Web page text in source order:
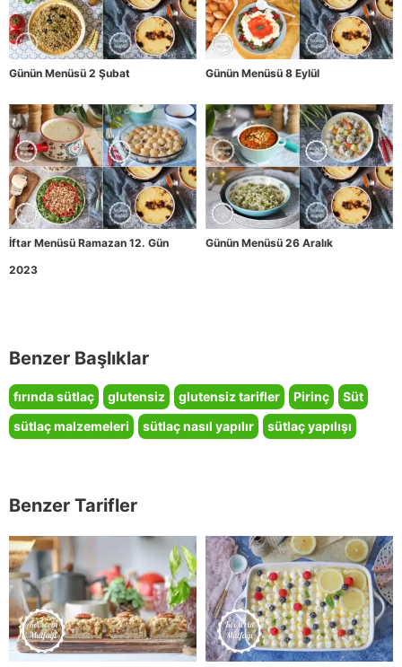
Günün Menüsü 2 Şubat Günün Menüsü 8 Eylül
İftar Menüsü Ramazan 12. Gün
2023
Günün Menüsü 26 Aralık
Benzer Başlıklar
fırında sütlaç glutensiz glutensiz tarifler Pirinç
Süt
sütlaç malzemeleri
sütlaç nasıl yapılır sütlaç yapılışı
Benzer Tarifler